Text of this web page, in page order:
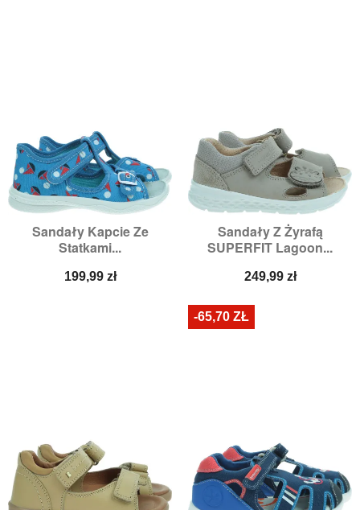
Sandały Kapcie Ze
Statkami...
Cena
199,99 zł
Sandały Z Żyrafą
SUPERFIT Lagoon...
Cena
249,99 zł
-65,70 ZŁ